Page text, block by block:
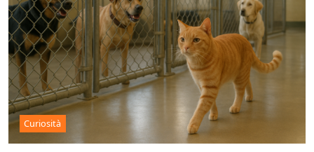
Curiosità